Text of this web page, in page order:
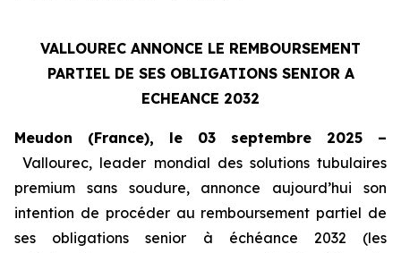
VALLOUREC ANNONCE LE REMBOURSEMENT
PARTIEL DE SES OBLIGATIONS SENIOR A
ECHEANCE 2032
Meudon (France), le 03 septembre 2025 –
Vallourec, leader mondial des solutions tubulaires
premium sans soudure, annonce aujourd’hui son
intention de procéder au remboursement partiel de
ses obligations senior à échéance 2032 (les